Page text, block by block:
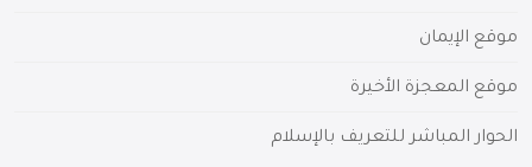
موقع الإيمان
موقع المعجزة الأخيرة
الحوار المباشر للتعريف بالإسلام